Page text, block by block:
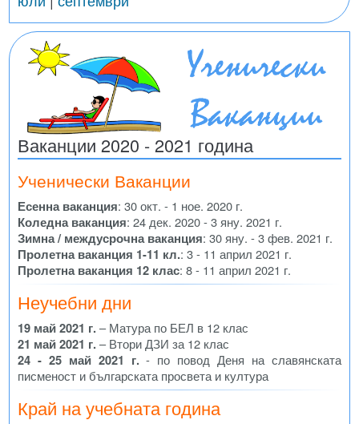
Ваканции 2020 - 2021 година
Ученически Ваканции
Есенна ваканция: 30 окт. - 1 ное. 2020 г.
Коледна ваканция: 24 дек. 2020 - 3 яну. 2021 г.
Зимна / междусрочна ваканция: 30 яну. - 3 фев. 2021 г.
Пролетна ваканция 1-11 кл.: 3 - 11 април 2021 г.
Пролетна ваканция 12 клас: 8 - 11 април 2021 г.
Неучебни дни
19 май 2021 г.– Матура по БЕЛ в 12 клас
21 май 2021 г.– Втори ДЗИ за 12 клас
24 - 25 май 2021 г.- по повод Деня на славянската
писменост и българската просвета и култура
Край на учебната година